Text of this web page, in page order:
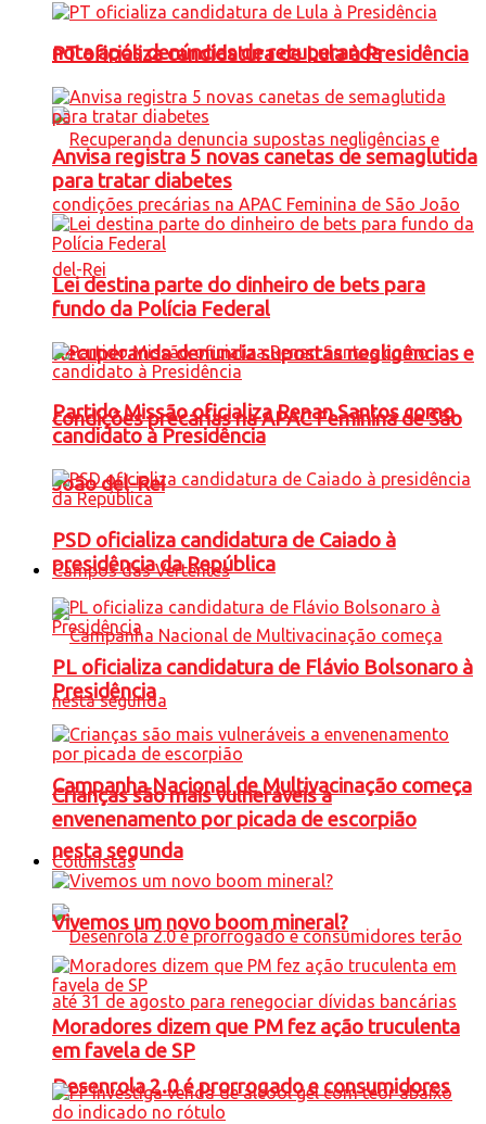
nota após denúncias de recuperanda
Recuperanda denuncia supostas negligências e
condições precárias na APAC Feminina de São
João del-Rei
Campos das Vertentes
Campanha Nacional de Multivacinação começa
nesta segunda
Desenrola 2.0 é prorrogado e consumidores
PT oficializa candidatura de Lula à Presidência
Anvisa registra 5 novas canetas de semaglutida
para tratar diabetes
Lei destina parte do dinheiro de bets para
fundo da Polícia Federal
Partido Missão oficializa Renan Santos como
candidato à Presidência
PSD oficializa candidatura de Caiado à
presidência da República
PL oficializa candidatura de Flávio Bolsonaro à
Presidência
Crianças são mais vulneráveis a
envenenamento por picada de escorpião
Colunistas
Vivemos um novo boom mineral?
Moradores dizem que PM fez ação truculenta
em favela de SP